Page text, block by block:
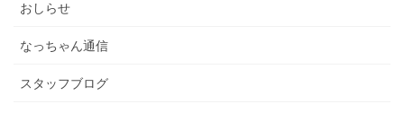
おしらせ
なっちゃん通信
スタッフブログ